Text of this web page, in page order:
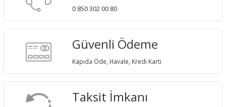
0 850 302 00 80
Güvenli Ödeme
Kapıda Öde, Havale, Kredi Kartı
Taksit İmkanı